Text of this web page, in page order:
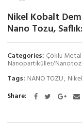
Nikel Kobalt
Nano Tozu,
Categories: Çoklu
Nanopartiküller/
Tags: NANO TOZU,
Share